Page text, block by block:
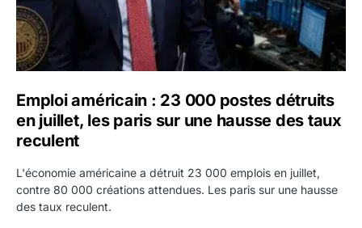
Emploi américain : 23 000 postes détruits
en juillet, les paris sur une hausse des taux
reculent
L'économie américaine a détruit 23 000 emplois en juillet,
contre 80 000 créations attendues. Les paris sur une hausse
des taux reculent.